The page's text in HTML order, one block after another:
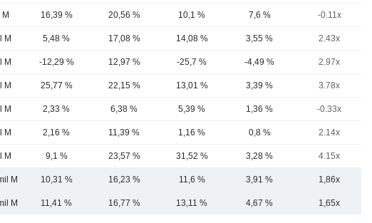
16,39 % 20,56 % 10,1 % 7,6 % -0.11x
M 5,48 % 17,08 % 14,08 % 3,55 % 2.43x
M -12,29 % 12,97 % -25,7 % -4,49 % 2.97x
M 25,77 % 22,15 % 13,01 % 3,39 % 3.78x
M 2,33 % 6,38 % 5,39 % 1,36 % -0.33x
M 2,16 % 11,39 % 1,16 % 0,8 % 2.14x
M 9,1 % 23,57 % 31,52 % 3,28 % 4.15x
M 10,31 % 16,23 % 11,6 % 3,91 % 1,86x
M 11,41 % 16,77 % 13,11 % 4,67 % 1,65x